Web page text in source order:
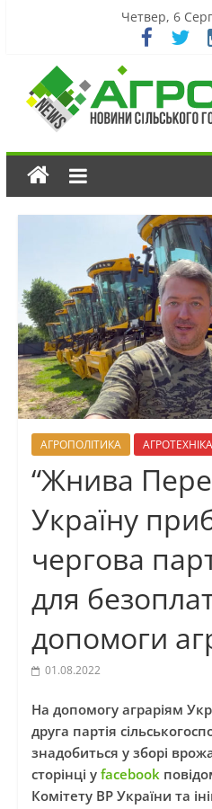
Четвер, 6
АГРОПОЛІТИКА АГРОТЕХНІКА
“Жнива
Україну
чергова
для
допомоги
01.08.2022
На допомогу аграріям
друга партія
знадобиться у зборі
сторінці у facebook
Комітету ВР України та